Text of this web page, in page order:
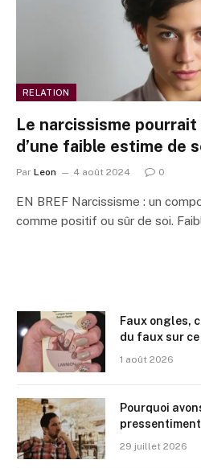
RELATION
Le narcissisme
d’une faible estime de
Par Leon 4 août 2024 0
EN BREF Narcissisme : un
comme positif ou sûr de soi.
Faux ongles,
du faux sur
1 août 2026
Pourquoi
pressentiment
29 juillet 2026